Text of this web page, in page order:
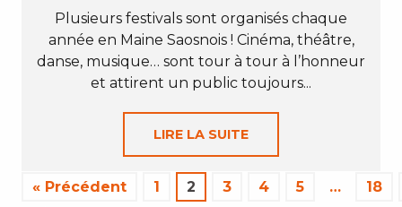
Plusieurs festivals sont organisés chaque
année en Maine Saosnois ! Cinéma, théâtre,
danse, musique… sont tour à tour à l’honneur
et attirent un public toujours...
LIRE LA SUITE
« Précédent 1 2 3 4 5 … 18